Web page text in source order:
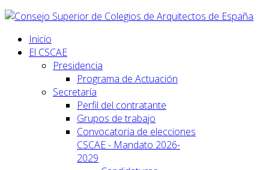
Inicio
El CSCAE
Presidencia
Programa de Actuación
Secretaría
Perfil del contratante
Grupos de trabajo
Convocatoria de elecciones
CSCAE - Mandato 2026-
2029